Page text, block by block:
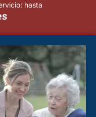
y Flexibilidad.
son nuestra prioridad.
Alcorcón
Alcobendas
hasta